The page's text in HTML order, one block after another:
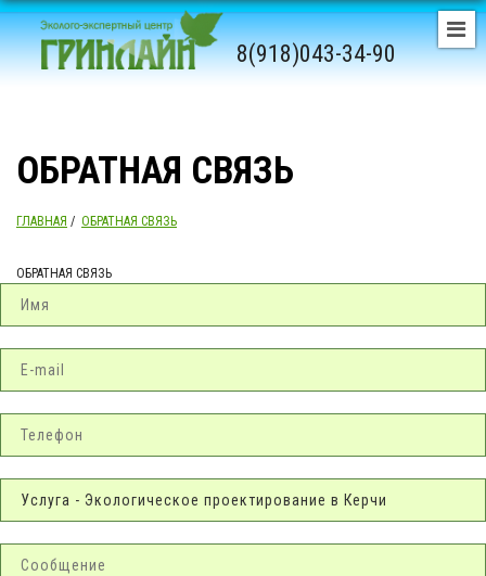
8(918)043-34-90
ОБРАТНАЯ СВЯЗЬ
ГЛАВНАЯ / ОБРАТНАЯ СВЯЗЬ
ОБРАТНАЯ СВЯЗЬ